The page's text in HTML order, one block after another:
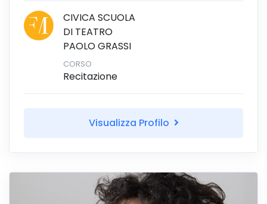
CIVICA SCUOLA
DI TEATRO
PAOLO GRASSI
CORSO
Recitazione
Visualizza Profilo